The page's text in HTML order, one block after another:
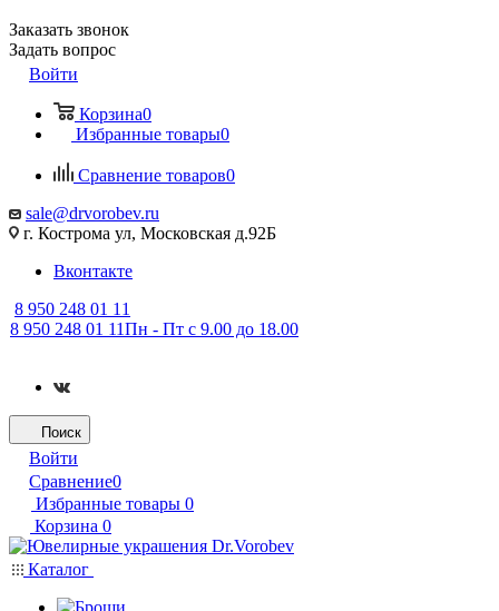
Заказать звонок
Задать вопрос
Войти
Корзина0
Избранные товары0
Сравнение товаров0
sale@drvorobev.ru
г. Кострома ул, Московская д.92Б
Вконтакте
8 950 248 01 11
8 950 248 01 11Пн - Пт с 9.00 до 18.00
Поиск
Войти
Сравнение0
Избранные товары 0
Корзина 0
Каталог